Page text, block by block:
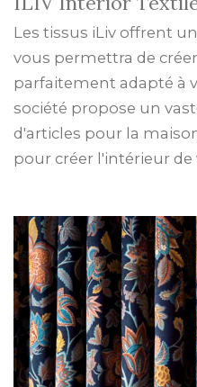
Les tissus iLiv offrent
vous permettra de
parfaitement adapté à
société propose un
d'articles pour la
pour créer l'intérieur de